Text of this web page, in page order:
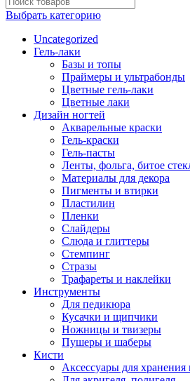
Выбрать категорию
Uncategorized
Гель-лаки
Базы и топы
Праймеры и ультрабонды
Цветные гель-лаки
Цветные лаки
Дизайн ногтей
Акварельные краски
Гель-краски
Гель-пасты
Ленты, фольга, битое
Материалы для декора
Пигменты и втирки
Пластилин
Пленки
Слайдеры
Слюда и глиттеры
Стемпинг
Стразы
Трафареты и наклейки
Инструменты
Для педикюра
Кусачки и щипчики
Ножницы и твизеры
Пушеры и шаберы
Кисти
Аксессуары для хранения